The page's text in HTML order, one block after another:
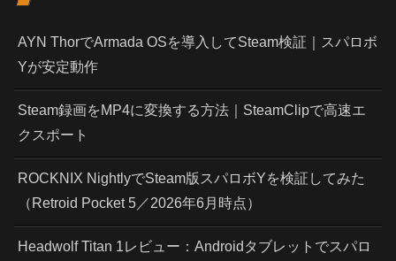
AYN ThorでArmada OSを導入してSteam検証｜スパロボ
Yが安定動作
Steam録画をMP4に変換する方法｜SteamClipで高速エ
クスポート
ROCKNIX NightlyでSteam版スパロボYを検証してみた
（Retroid Pocket 5／2026年6月時点）
Headwolf Titan 1レビュー：Androidタブレットでスパロ